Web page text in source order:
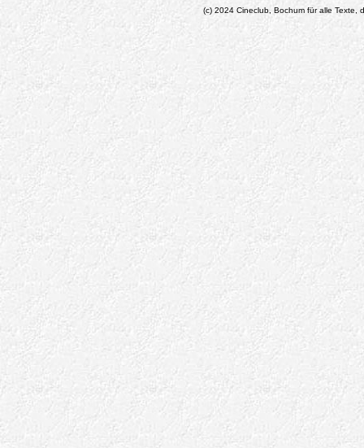
(c) 2024 Cineclub, Bochum für alle Texte,